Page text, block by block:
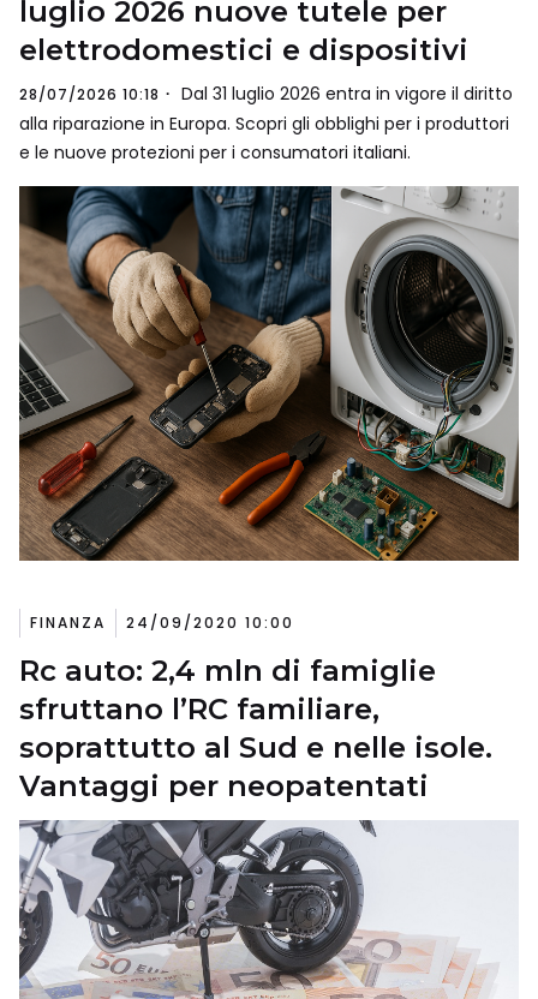
luglio 2026 nuove tutele per
elettrodomestici e dispositivi
28/07/2026 10:18
Dal 31 luglio 2026 entra in vigore il diritto
alla riparazione in Europa. Scopri gli obblighi per i produttori
e le nuove protezioni per i consumatori italiani.
FINANZA 24/09/2020 10:00
Rc auto: 2,4 mln di famiglie
sfruttano l’RC familiare,
soprattutto al Sud e nelle isole.
Vantaggi per neopatentati